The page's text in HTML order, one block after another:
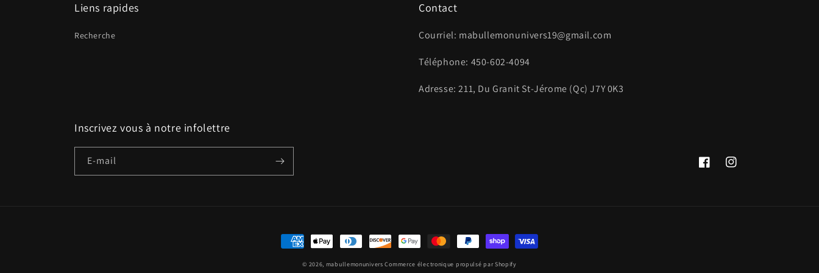
Liens rapides
Recherche
Contact
Courriel: mabullemonunivers19@gmail.com
Téléphone: 450-602-4094
Adresse: 211, Du Granit St-Jérome (Qc) J7Y 0K3
Inscrivez vous à notre infolettre
E-mail
FacebookInstagram
Moyens
© 2026, mabullemonunivers Commerce électronique propulsé par Shopify